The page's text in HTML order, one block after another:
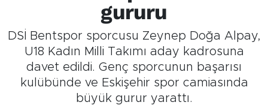
gururu
DSİ Bentspor sporcusu Zeynep Doğa Alpay,
U18 Kadın Milli Takımı aday kadrosuna
davet edildi. Genç sporcunun başarısı
kulübünde ve Eskişehir spor camiasında
büyük gurur yarattı.